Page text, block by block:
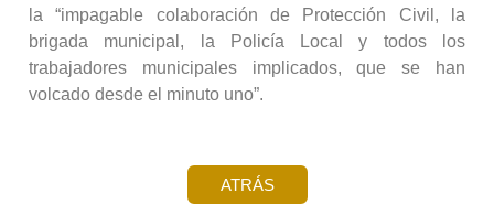
la “impagable colaboración de Protección Civil, la
brigada municipal, la Policía Local y todos los
trabajadores municipales implicados, que se han
volcado desde el minuto uno”.
ATRÁS